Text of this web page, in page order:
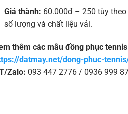
Giá thành: 60.000đ – 250 tùy
số lượng và chất liệu vải.
thêm các mẫu đồng phục
datmay.net/dong-phuc-
Zalo: 093 447 2776 / 0936 999